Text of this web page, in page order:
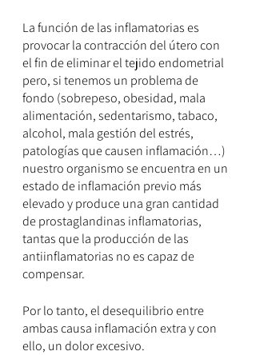
La función de las inflamatorias es
provocar la contracción del útero con
el fin de eliminar el tejido endometrial
pero, si tenemos un problema de
fondo (sobrepeso, obesidad, mala
alimentación, sedentarismo, tabaco,
alcohol, mala gestión del estrés,
patologías que causen inflamación…)
nuestro organismo se encuentra en un
estado de inflamación previo más
elevado y produce una gran cantidad
de prostaglandinas inflamatorias,
tantas que la producción de las
antiinflamatorias no es capaz de
compensar.
Por lo tanto, el desequilibrio entre
ambas causa inflamación extra y con
ello, un dolor excesivo.